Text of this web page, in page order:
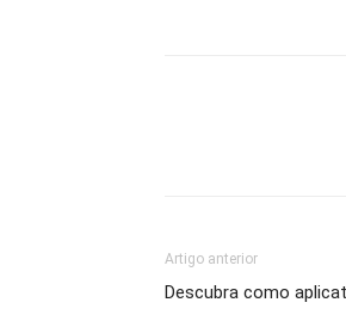
Artigo anterior
Descubra como